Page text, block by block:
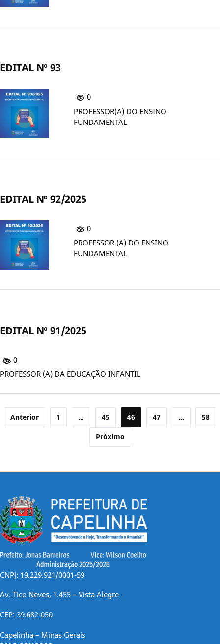
EDITAL Nº 93
0
PROFESSOR(A) DO ENSINO
FUNDAMENTAL
EDITAL Nº 92/2025
0
PROFESSOR (A) DO ENSINO
FUNDAMENTAL
EDITAL Nº 91/2025
0
PROFESSOR (A) DA EDUCAÇÃO INFANTIL
Paginação
Anterior 1 … 45 46 47 … 58
Próximo
CNPJ: 19.229.921/0001-59
Av. Tico Neves, 1.455 – Vista Alegre
CEP: 39.682-050
Capelinha – Minas Gerais